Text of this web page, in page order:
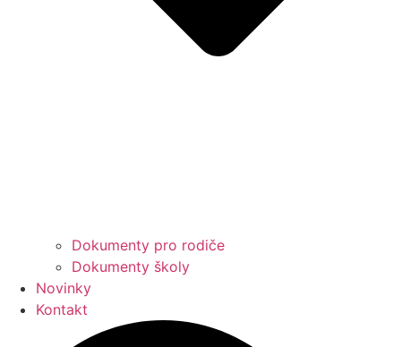
Dokumenty pro rodiče
Dokumenty školy
Novinky
Kontakt